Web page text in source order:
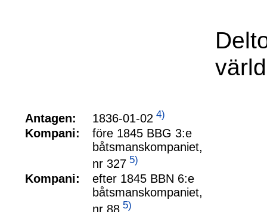
Antagen: 1836-01-02 4)
Kompani:
före 1845 BBG 3:e
båtsmanskompaniet,
nr 327 5)
Kompani:
efter 1845 BBN 6:e
båtsmanskompaniet,
nr 88 5)